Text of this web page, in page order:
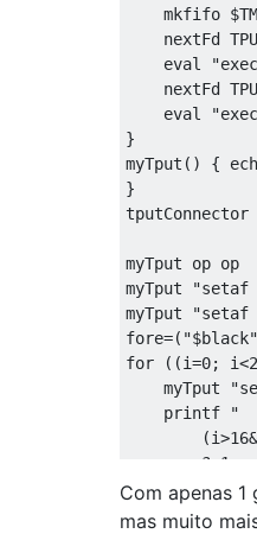
mkfifo
nextFd
eval
nextFd
eval
}
myTput () {
}
tputConnector
myTput op op
myTput
"setaf
myTput
"setaf
fore=( "$black"
for
((i=0; i<
    myTput
    printf
"
? 1 :
(( ((i<16
        printf
Com apenas
mas muito